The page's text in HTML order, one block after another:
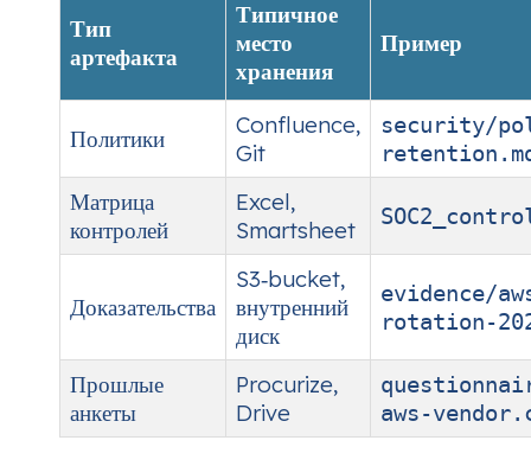
Тип
артефакта
Типичное
место
хранения
Пример
Политики
Confluence,
Git
security/
Матрица
контролей
Excel,
Smartsheet
Доказательства
S3‑bucket,
внутренний
диск
evidence/
rotation-
Прошлые
анкеты
Procurize,
Drive
aws-